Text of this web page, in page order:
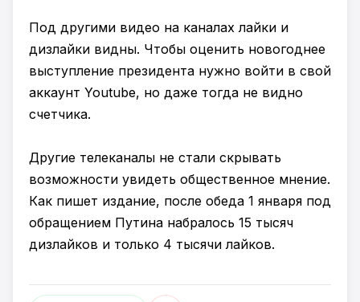
Под другими видео на каналах лайки и
дизлайки видны. Чтобы оценить новогоднее
выступление президента нужно войти в свой
аккаунт Youtube, но даже тогда не видно
счетчика.
Другие телеканалы не стали скрывать
возможности увидеть общественное мнение.
Как пишет издание, после обеда 1 января под
обращением Путина набралось 15 тысяч
дизлайков и только 4 тысячи лайков.